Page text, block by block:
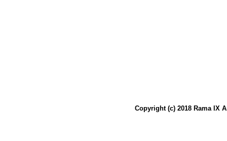
Copyright (c) 2018 Rama IX